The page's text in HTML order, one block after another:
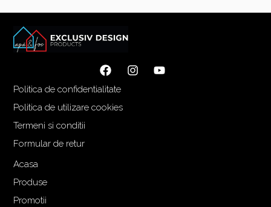
Politica de confidentialitate
Politica de utilizare cookies
Termeni si conditii
Formular de retur
Acasa
Produse
Promotii